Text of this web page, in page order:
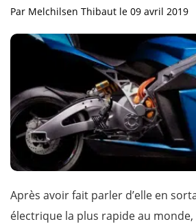
Par Melchilsen Thibaut le 09 avril 2019
Après avoir fait parler d’elle en
électrique la plus rapide au monde,